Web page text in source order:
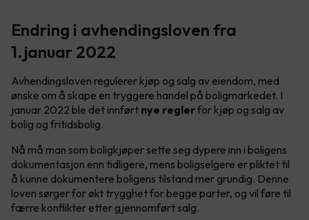
Endring i avhendingsloven fra
1.januar 2022
Avhendingsloven regulerer kjøp og salg av eiendom, med
ønske om å skape en tryggere handel på boligmarkedet. I
januar 2022 ble det innført nye reglerfor kjøp og salg av
bolig og fritidsbolig.
Nå må man som boligkjøper sette seg dypere inn i boligens
dokumentasjon enn tidligere, mens boligselgere er pliktet til
å kunne dokumentere boligens tilstand mer grundig. Denne
loven sørger for økt trygghet for begge parter, og vil føre til
færre konflikter etter gjennomført salg.